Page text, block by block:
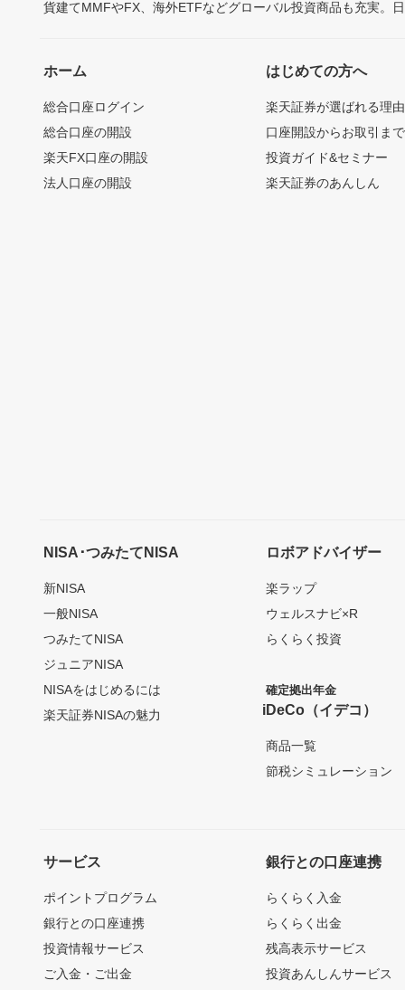
貨建てMMFやFX、海外ETFなどグローバル投資商品も充実。
ホーム
総合口座ログイン
総合口座の開設
楽天FX口座の開設
法人口座の開設
はじめての方へ
楽天証券が選ばれる理由
口座開設からお取引ま
投資ガイド&セミナー
楽天証券のあんしん
NISA･つみたてNISA
新NISA
一般NISA
つみたてNISA
ジュニアNISA
NISAをはじめるには
楽天証券NISAの魅力
ロボアドバイザー
楽ラップ
ウェルスナビ×R
らくらく投資
確定拠出年金
iDeCo（イデコ）
商品一覧
節税シミュレーション
サービス
ポイントプログラム
銀行との口座連携
投資情報サービス
ご入金・ご出金
銀行との口座連携
らくらく入金
らくらく出金
残高表示サービス
投資あんしんサービス